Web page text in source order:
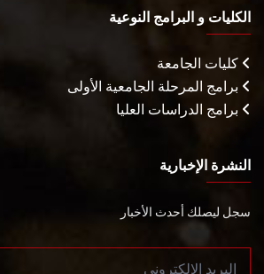
الكليات و البرامج النوعية
كليات الجامعة
برامج المرحلة الجامعية الأولى
برامج الدراسات العليا
النشرة الإخبارية
سجل ليصلك أحدث الأخبار